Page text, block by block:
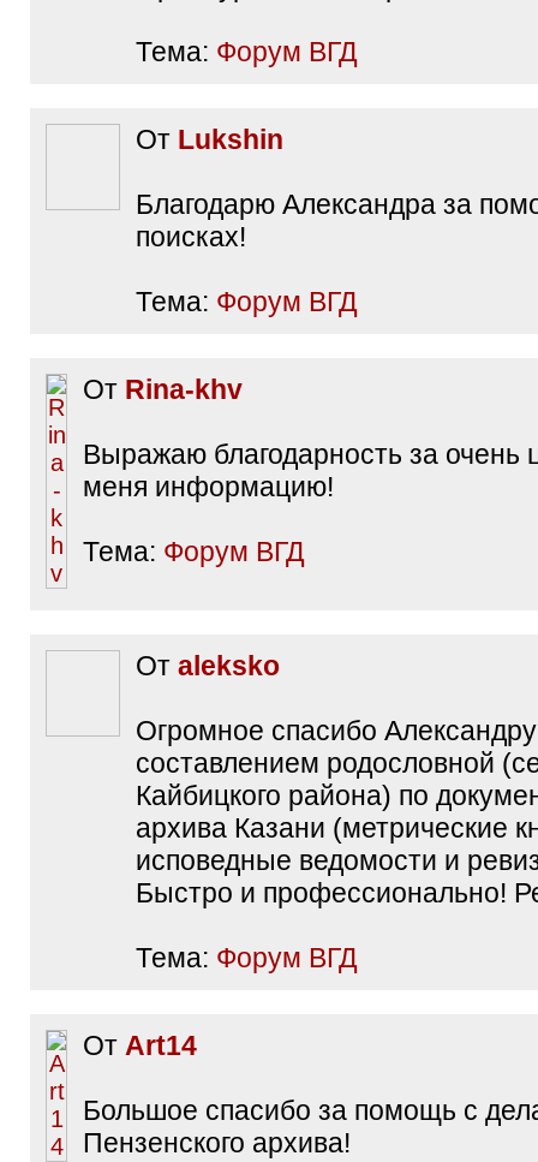
Тема: Форум ВГД
От Lukshin
Благодарю Александра за
поисках!
Тема: Форум ВГД
От Rina-khv
Выражаю благодарность за очень
меня информацию!
Тема: Форум ВГД
От aleksko
Огромное спасибо
составлением родословной
Кайбицкого района) по
архива Казани (метрические
исповедные ведомости и
Быстро и профессионально!
Тема: Форум ВГД
От Art14
Большое спасибо за помощь с
Пензенского архива!